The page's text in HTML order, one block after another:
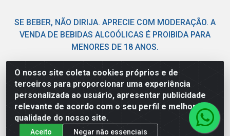
O nosso site coleta cookies próprios e de
terceiros para proporcionar uma experiência
personalizada ao usuário, apresentar publicidade
relevante de acordo com o seu perfil e melhorar a
qualidade do nosso site.
Aceito Negar não essenciais
SE BEBER, NÃO DIRIJA. APRECIE COM MODERAÇÃO. A
VENDA DE BEBIDAS ALCOÓLICAS É PROIBIDA PARA
MENORES DE 18 ANOS.
Acioly Distribuidora - Av Piloto Pereira Tim - Parque de
Exposições - Parnamirim/RN - CEP 59146-480 - CNPJ
06.029.901/0001-92